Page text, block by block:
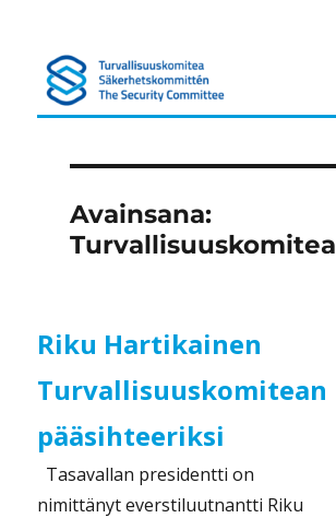
Avainsana:
Turvallisuuskomitea
Riku Hartikainen
Turvallisuuskomitean
pääsihteeriksi
Tasavallan presidentti on
nimittänyt everstiluutnantti Riku